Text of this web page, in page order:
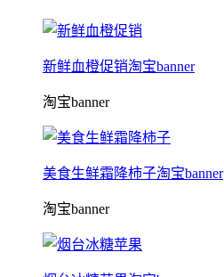
新鲜血橙促销淘宝banner
淘宝banner
美食生鲜霜降柿子淘宝banner
淘宝banner